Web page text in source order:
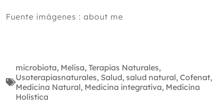
Fuente imágenes : about me
microbiota, Melisa, Terapias Naturales,
Usoterapiasnaturales, Salud, salud natural, Cofenat,
Medicina Natural, Medicina integrativa, Medicina
Holistica